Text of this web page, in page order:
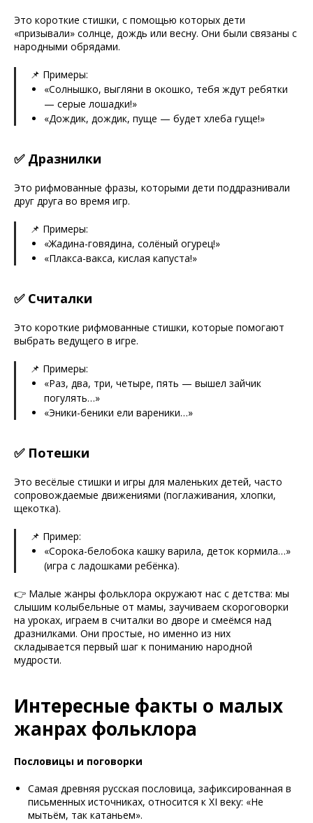
Это короткие стишки, с помощью которых дети
«призывали» солнце, дождь или весну. Они были связаны с
народными обрядами.
📌 Примеры:
«Солнышко, выгляни в окошко, тебя ждут ребятки
— серые лошадки!»
«Дождик, дождик, пуще — будет хлеба гуще!»
✅ Дразнилки
Это рифмованные фразы, которыми дети поддразнивали
друг друга во время игр.
📌 Примеры:
«Жадина-говядина, солёный огурец!»
«Плакса-вакса, кислая капуста!»
✅ Считалки
Это короткие рифмованные стишки, которые помогают
выбрать ведущего в игре.
📌 Примеры:
«Раз, два, три, четыре, пять — вышел зайчик
погулять…»
«Эники-беники ели вареники…»
✅ Потешки
Это весёлые стишки и игры для маленьких детей, часто
сопровождаемые движениями (поглаживания, хлопки,
щекотка).
📌 Пример:
«Сорока-белобока кашку варила, деток кормила…»
(игра с ладошками ребёнка).
👉 Малые жанры фольклора окружают нас с детства: мы
слышим колыбельные от мамы, заучиваем скороговорки
на уроках, играем в считалки во дворе и смеёмся над
дразнилками. Они простые, но именно из них
складывается первый шаг к пониманию народной
мудрости.
Интересные факты о малых
жанрах фольклора
Пословицы и поговорки
Самая древняя русская пословица, зафиксированная в
письменных источниках, относится к XI веку: «Не
мытьём, так катаньем».